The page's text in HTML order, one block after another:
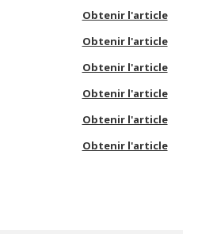
Obtenir l'article
Obtenir l'article
Obtenir l'article
Obtenir l'article
Obtenir l'article
Obtenir l'article